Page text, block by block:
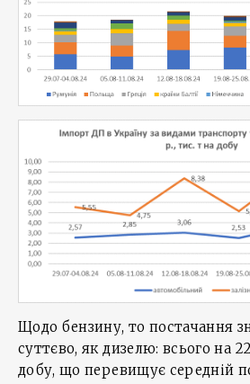
Щодо бензину, то постачання
суттєво, як дизелю: всього на
добу, що перевищує середній